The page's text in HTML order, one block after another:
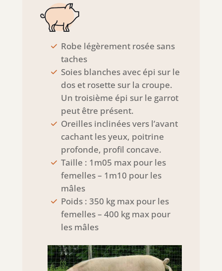
Robe légèrement rosée sans
taches
Soies blanches avec épi sur le
dos et rosette sur la croupe.
Un troisième épi sur le garrot
peut être présent.
Oreilles inclinées vers l’avant
cachant les yeux, poitrine
profonde, profil concave.
Taille : 1m05 max pour les
femelles – 1m10 pour les
mâles
Poids : 350 kg max pour les
femelles – 400 kg max pour
les mâles